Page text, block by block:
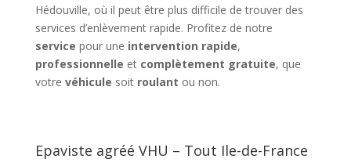
Hédouville, où il peut être plus difficile de trouver des
services d’enlèvement rapide. Profitez de notre
service pour une intervention rapide,
professionnelle et complètement gratuite, que
votre véhicule soit roulant ou non.
Epaviste agréé VHU – Tout Ile-de-France